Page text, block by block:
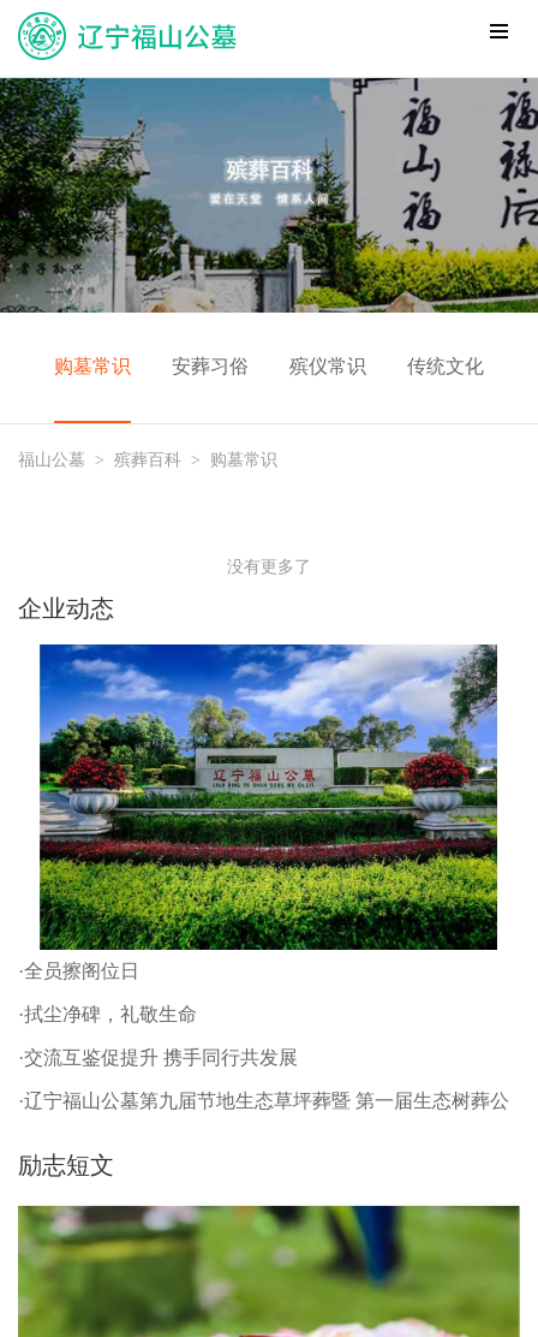
购墓常识 安葬习俗 殡仪常识 传统文化
福山公墓 > 殡葬百科 > 购墓常识
没有更多了
企业动态
·全员擦阁位日
·拭尘净碑，礼敬生命
·交流互鉴促提升 携手同行共发展
·辽宁福山公墓第九届节地生态草坪葬暨 第一届生态树葬公
励志短文